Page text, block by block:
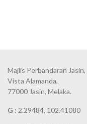
Majlis Perbandaran Jasin,
Vista Alamanda,
77000 Jasin, Melaka.
G : 2.29484, 102.41080